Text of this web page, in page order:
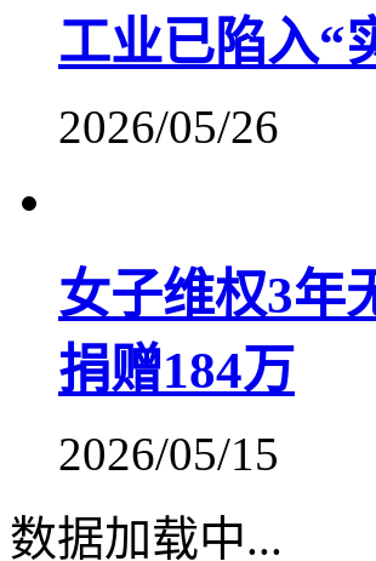
工业已陷入“
2026/05/26
女子维权3年
捐赠184万
2026/05/15
数据加载中...